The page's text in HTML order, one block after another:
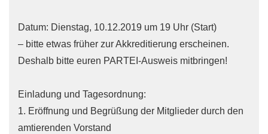
Datum: Dienstag, 10.12.2019 um 19 Uhr (Start)
– bitte etwas früher zur Akkreditierung erscheinen.
Deshalb bitte euren PARTEI-Ausweis mitbringen!
Einladung und Tagesordnung:
1. Eröffnung und Begrüßung der Mitglieder durch den
amtierenden Vorstand